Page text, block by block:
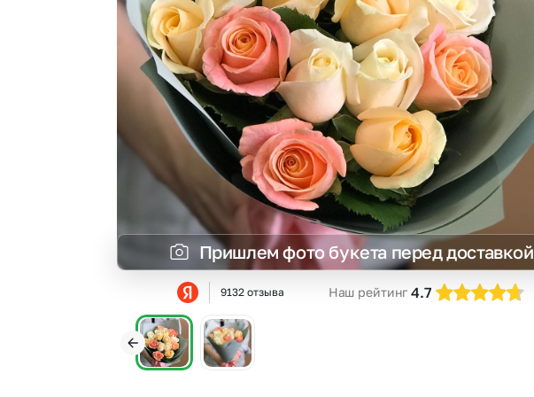
Гвоздики
Гипсофила
Гортензии
Ирисы
Сухоцветы
Фрезия
Эустома
Пришлем фото букета перед доставкой
9132 отзыва Наш рейтинг 4.7